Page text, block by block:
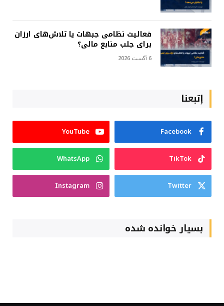
فعالیت نظامی جبهات یا تلاش‌های ارزان
برای جلب منابع مالی؟
6 آگست 2026
إتبعنا
Facebook
YouTube
TikTok
WhatsApp
Twitter
Instagram
بسیار خوانده شده